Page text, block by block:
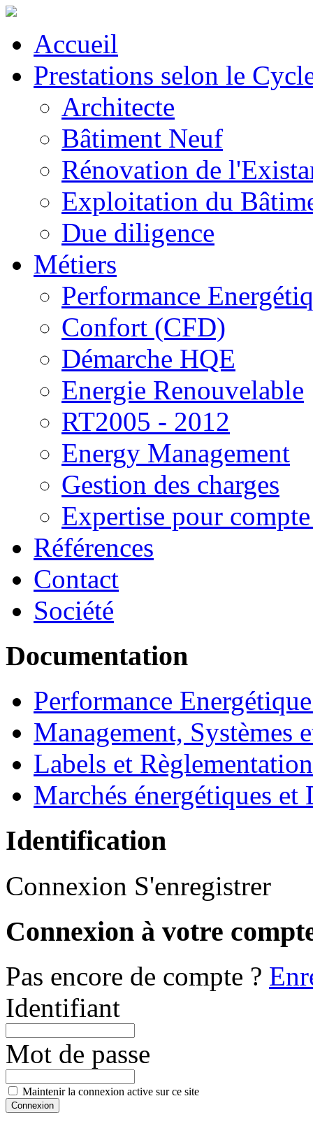
Accueil
Prestations selon le
Architecte
Bâtiment Neuf
Rénovation de
Exploitation du
Due diligence
Métiers
Performance
Confort (CFD)
Démarche HQE
Energie Renouvelable
RT2005 - 2012
Energy Management
Gestion des charges
Expertise pour
Références
Contact
Société
Documentation
Performance
Management, Systèmes
Labels et
Marchés énergétiques
Identification
Connexion S'enregistrer
Connexion à votre
Pas encore de compte ?
Identifiant
Mot de passe
Maintenir la connexion active sur ce site